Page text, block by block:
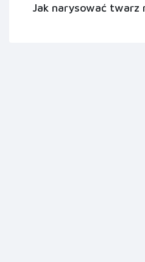
Jak narysować twarz